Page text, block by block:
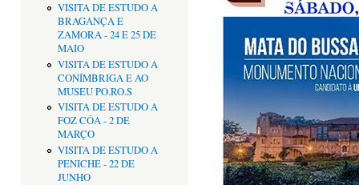
VISITA DE ESTUDO A
BRAGANÇA E
ZAMORA - 24 E 25 DE
MAIO
VISITA DE ESTUDO A
CONÍMBRIGA E AO
MUSEU PO.RO.S
VISITA DE ESTUDO A
FOZ CÔA - 2 DE
MARÇO
VISITA DE ESTUDO A
PENICHE - 22 DE
JUNHO